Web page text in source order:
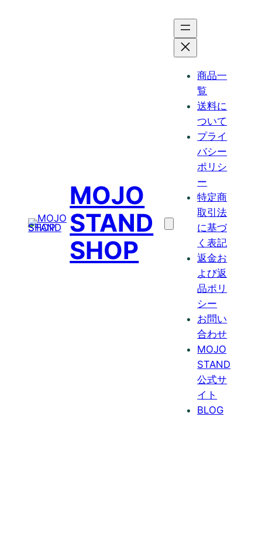
MOJO
STAND
SHOP
商品一
覧
送料に
ついて
プライ
バシー
ポリシ
ー
特定商
取引法
に基づ
く表記
返金お
よび返
品ポリ
シー
お問い
合わせ
MOJO
STAND
公式サ
イト
BLOG